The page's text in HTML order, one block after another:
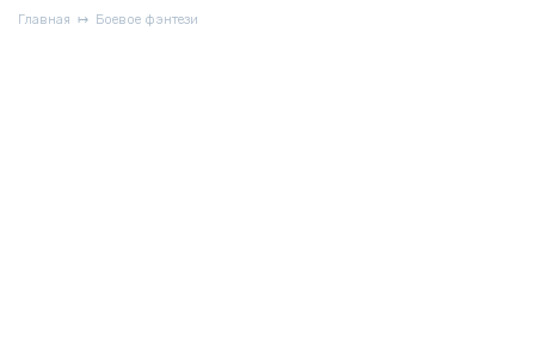
Главная Боевое фэнтези